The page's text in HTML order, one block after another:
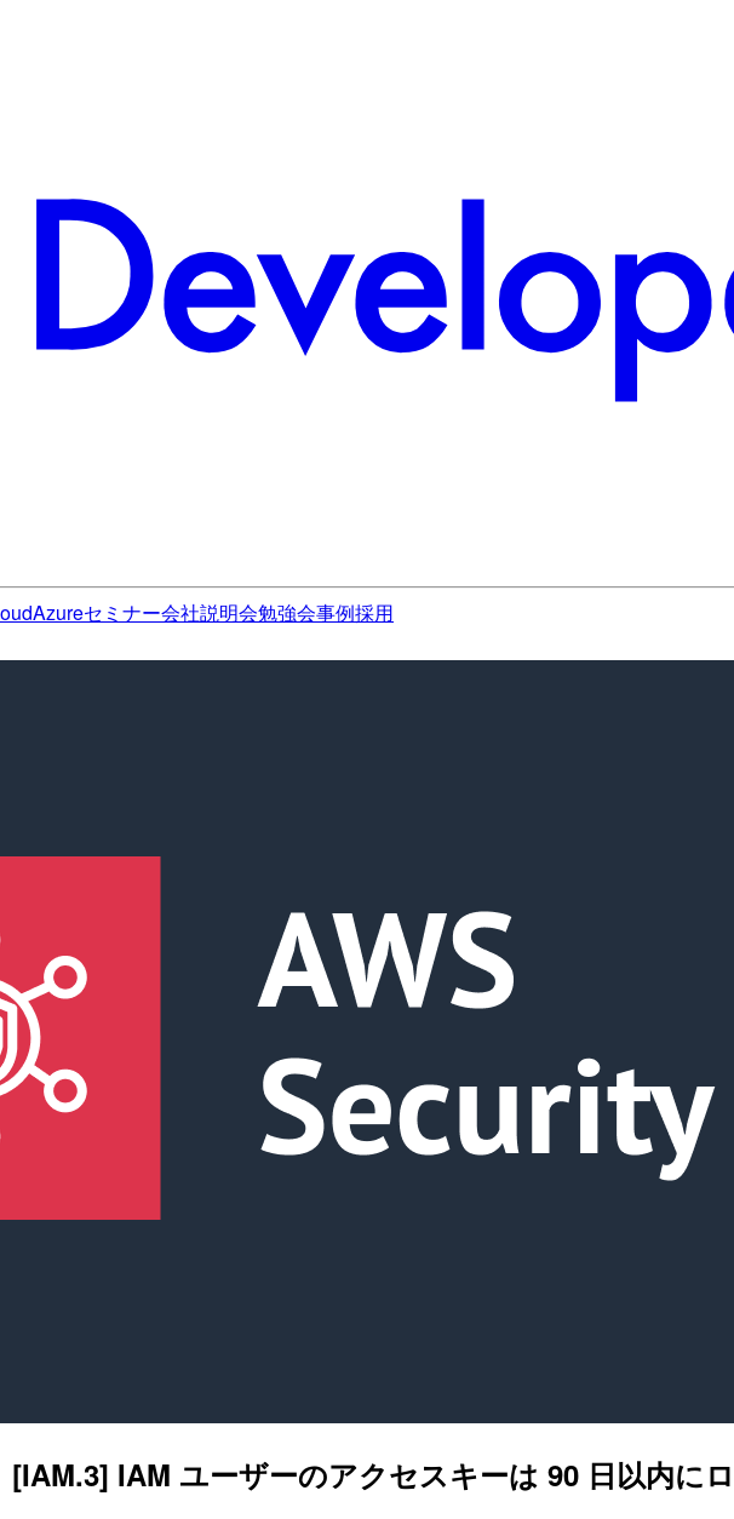
Azureセミナー会社説明会勉強会事例採用
[IAM.3] IAM ユーザーのアクセスキーは 90 日以内に